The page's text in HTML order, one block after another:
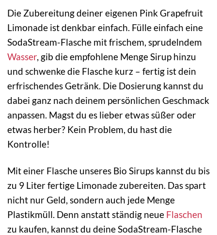
Die Zubereitung deiner eigenen Pink Grapefruit
Limonade ist denkbar einfach. Fülle einfach eine
SodaStream-Flasche mit frischem, sprudelndem
Wasser, gib die empfohlene Menge Sirup hinzu
und schwenke die Flasche kurz – fertig ist dein
erfrischendes Getränk. Die Dosierung kannst du
dabei ganz nach deinem persönlichen Geschmack
anpassen. Magst du es lieber etwas süßer oder
etwas herber? Kein Problem, du hast die
Kontrolle!
Mit einer Flasche unseres Bio Sirups kannst du bis
zu 9 Liter fertige Limonade zubereiten. Das spart
nicht nur Geld, sondern auch jede Menge
Plastikmüll. Denn anstatt ständig neue Flaschen
zu kaufen, kannst du deine SodaStream-Flasche